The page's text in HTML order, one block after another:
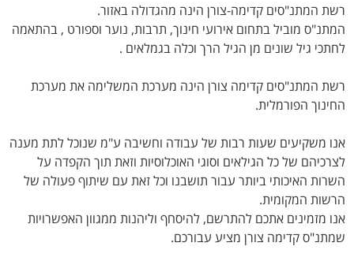
רשת המתנ"סים קדימה-צורן הינה מהגדולה באזור.
המתנ"ס מוביל בתחום אירועי חינוך, תרבות, נוער וספורט , בהתאמה
לחתכי גיל שונים מן הגיל הרך וכלה בגמלאים .
רשת המתנ"סים קדימה צורן הינה מערכת המשלימה את מערכת
החינוך הפורמלית.
אנו משקיעים שעות רבות של עבודה וחשיבה ע"מ שנוכל לתת מענה
לצרכיהם של כל הגילאים וסוגי האוכלוסיות וזאת תוך הקפדה על
השרות האיכותי ביותר עבור תושבנו וכל זאת עם שיתוף פעולה של
הרשות המקומית.
אנו מזמינים אתכם להתרשם, להיסחף וליהנות ממגוון האפשרויות
שמתנ"ס קדימה צורן מציע עבורכם.